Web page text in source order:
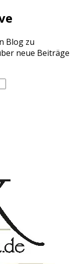
Blog zu
neue Beiträge